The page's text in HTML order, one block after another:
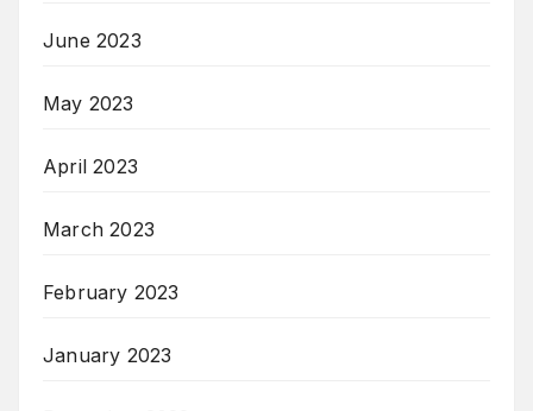
June 2023
May 2023
April 2023
March 2023
February 2023
January 2023